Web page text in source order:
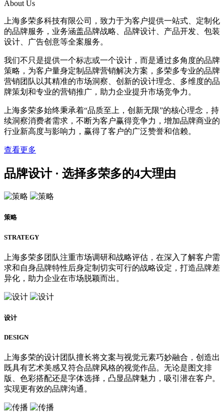
About Us
上海多荣多科技有限公司，致力于为客户提供一站式、定制化
的品牌服务，业务涵盖品牌战略、品牌设计、产品开发、包装
设计、广告创意等全案服务。
我们不只是提供一个标志或一个设计，而是通过多角度的品牌
策略，为客户量身定制品牌营销解决方案，多荣多专业的品牌
营销团队以其精准的市场洞察、创新的设计理念、多维度的品
牌策划和专业的营销推广，助力企业提升市场竞争力。
上海多荣多始终秉承着“品质至上，创新无限”的核心理念，持
续洞察消费者需求，不断为客户赢得竞争力，增加品牌商业的
行业新高度与影响力，赢得了客户的广泛赞誉和信赖。
查看更多
品牌设计 · 选择多荣多的4大理由
策略
STRATEGY
上海多荣多团队注重市场调研和战略评估，在深入了解客户需
求和自身品牌特性后身定制切实可行的战略设定，打造品牌差
异化，助力企业在市场脱颖而出。
设计
DESIGN
上海多荣的设计团队擅长将文案与视觉元素巧妙融合，创造出
既具有艺术美感又符合品牌风格的视觉作品。无论是图文排
版、色彩搭配还是字体选择，凸显品牌魅力，吸引潜在客户。
实现更有效的品牌沟通。